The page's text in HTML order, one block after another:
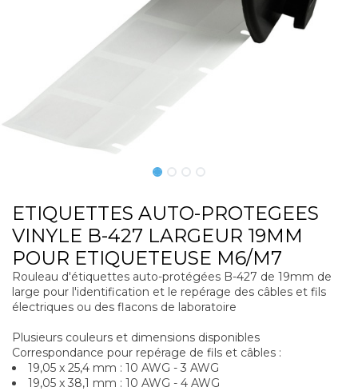
ETIQUETTES AUTO-PROTEGEES
VINYLE B-427 LARGEUR 19MM
POUR ETIQUETEUSE M6/M7
Rouleau d'étiquettes auto-protégées B-427 de 19mm de
large pour l'identification et le repérage des câbles et fils
électriques ou des flacons de laboratoire
Plusieurs couleurs et dimensions disponibles
Correspondance pour repérage de fils et câbles :
19,05 x 25,4 mm : 10 AWG - 3 AWG
19,05 x 38,1 mm : 10 AWG - 4 AWG